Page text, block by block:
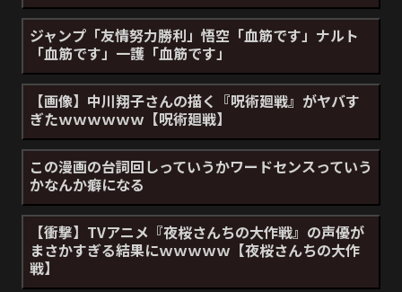
ジャンプ「友情努力勝利」悟空「血筋です」ナルト
「血筋です」一護「血筋です」
【画像】中川翔子さんの描く『呪術廻戦』がヤバす
ぎたｗｗｗｗｗｗ【呪術廻戦】
この漫画の台詞回しっていうかワードセンスっていう
かなんか癖になる
【衝撃】TVアニメ『夜桜さんちの大作戦』の声優が
まさかすぎる結果にｗｗｗｗｗ【夜桜さんちの大作
戦】